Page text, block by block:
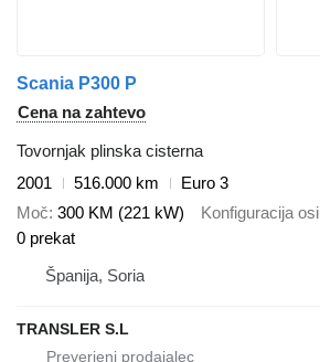
Scania P300 P
Cena na zahtevo
Tovornjak plinska cisterna
2001
516.000 km
Euro 3
Moč 300 KM (221 kW) Konfiguracija osi
0 prekat
Španija, Soria
TRANSLER S.L